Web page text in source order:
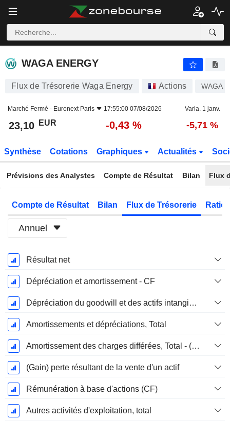
WAGA ENERGY
WAGA ENERGY
Flux de Trésorerie Waga Energy Actions WAGA
Marché Fermé - Euronext Paris 17:55:00 07/08/2026 Varia. 1 janv.
23,10 EUR -0,43 % -5,71 %
Synthèse Cotations Graphiques Actualités
Prévisions des Analystes Compte de Résultat Bilan Flux
Compte de Résultat Bilan Flux de Trésorerie
Annuel
Période
Fiscale:
Décembre
Résultat net
Dépréciation et amortissement - CF
Dépréciation du goodwill et des actifs intangibles
Amortissements et dépréciations, Total
Amortissement des charges différées, Total - (CF)
(Gain) perte résultant de la vente d'un actif
Rémunération à base d'actions (CF)
Autres activités d'exploitation, total